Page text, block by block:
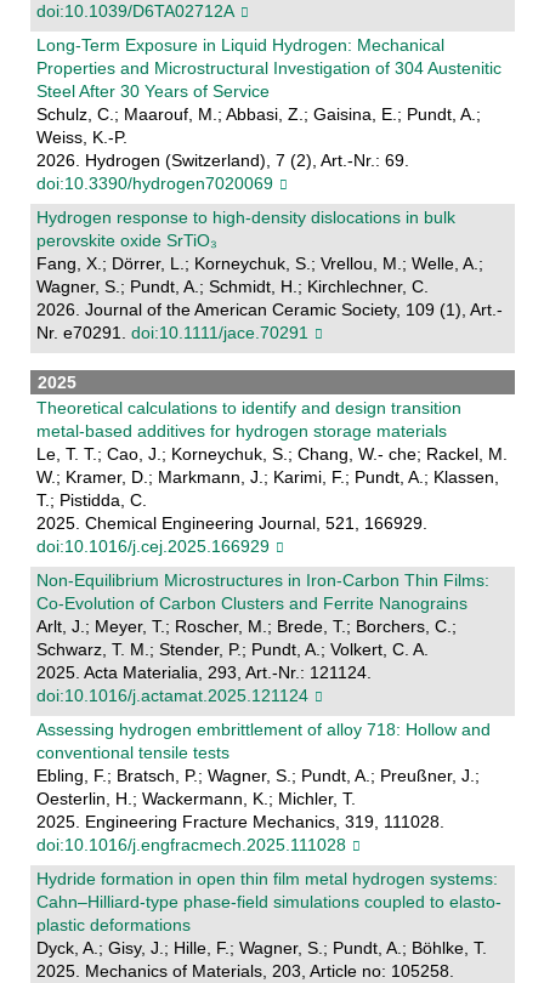
doi:10.1039/D6TA02712A
Long-Term Exposure in Liquid Hydrogen: Mechanical
Properties and Microstructural Investigation of 304 Austenitic
Steel After 30 Years of Service
Schulz, C.; Maarouf, M.; Abbasi, Z.; Gaisina, E.; Pundt, A.;
Weiss, K.-P.
2026. Hydrogen (Switzerland), 7 (2), Art.-Nr.: 69.
doi:10.3390/hydrogen7020069
Hydrogen response to high‐density dislocations in bulk
perovskite oxide SrTiO₃
Fang, X.; Dörrer, L.; Korneychuk, S.; Vrellou, M.; Welle, A.;
Wagner, S.; Pundt, A.; Schmidt, H.; Kirchlechner, C.
2026. Journal of the American Ceramic Society, 109 (1), Art.-
Nr. e70291. doi:10.1111/jace.70291
2025
Theoretical calculations to identify and design transition
metal-based additives for hydrogen storage materials
Le, T. T.; Cao, J.; Korneychuk, S.; Chang, W.- che; Rackel, M.
W.; Kramer, D.; Markmann, J.; Karimi, F.; Pundt, A.; Klassen,
T.; Pistidda, C.
2025. Chemical Engineering Journal, 521, 166929.
doi:10.1016/j.cej.2025.166929
Non-Equilibrium Microstructures in Iron-Carbon Thin Films:
Co-Evolution of Carbon Clusters and Ferrite Nanograins
Arlt, J.; Meyer, T.; Roscher, M.; Brede, T.; Borchers, C.;
Schwarz, T. M.; Stender, P.; Pundt, A.; Volkert, C. A.
2025. Acta Materialia, 293, Art.-Nr.: 121124.
doi:10.1016/j.actamat.2025.121124
Assessing hydrogen embrittlement of alloy 718: Hollow and
conventional tensile tests
Ebling, F.; Bratsch, P.; Wagner, S.; Pundt, A.; Preußner, J.;
Oesterlin, H.; Wackermann, K.; Michler, T.
2025. Engineering Fracture Mechanics, 319, 111028.
doi:10.1016/j.engfracmech.2025.111028
Hydride formation in open thin film metal hydrogen systems:
Cahn–Hilliard-type phase-field simulations coupled to elasto-
plastic deformations
Dyck, A.; Gisy, J.; Hille, F.; Wagner, S.; Pundt, A.; Böhlke, T.
2025. Mechanics of Materials, 203, Article no: 105258.